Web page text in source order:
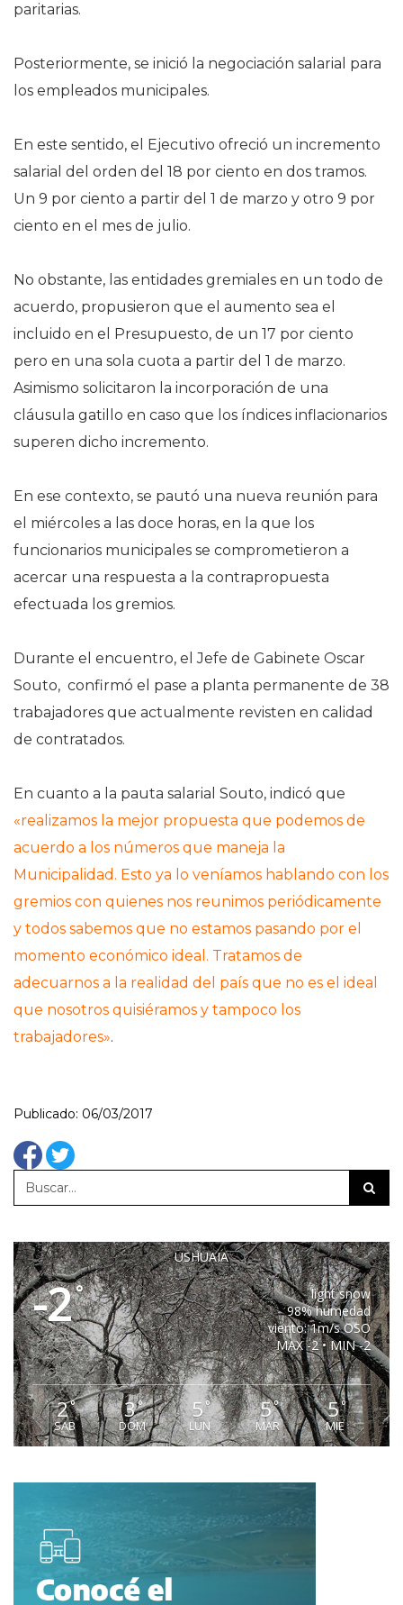
paritarias.
Posteriormente, se inició la negociación salarial para
los empleados municipales.
En este sentido, el Ejecutivo ofreció un incremento
salarial del orden del 18 por ciento en dos tramos.
Un 9 por ciento a partir del 1 de marzo y otro 9 por
ciento en el mes de julio.
No obstante, las entidades gremiales en un todo de
acuerdo, propusieron que el aumento sea el
incluido en el Presupuesto, de un 17 por ciento
pero en una sola cuota a partir del 1 de marzo.
Asimismo solicitaron la incorporación de una
cláusula gatillo en caso que los índices inflacionarios
superen dicho incremento.
En ese contexto, se pautó una nueva reunión para
el miércoles a las doce horas, en la que los
funcionarios municipales se comprometieron a
acercar una respuesta a la contrapropuesta
efectuada los gremios.
Durante el encuentro, el Jefe de Gabinete Oscar
Souto, confirmó el pase a planta permanente de 38
trabajadores que actualmente revisten en calidad
de contratados.
En cuanto a la pauta salarial Souto, indicó que
«realizamos la mejor propuesta que podemos de
acuerdo a los números que maneja la
Municipalidad. Esto ya lo veníamos hablando con los
gremios con quienes nos reunimos periódicamente
y todos sabemos que no estamos pasando por el
momento económico ideal. Tratamos de
adecuarnos a la realidad del país que no es el ideal
que nosotros quisiéramos y tampoco los
trabajadores».
Publicado: 06/03/2017
USHUAIA
-2°
light snow
98% humedad
viento: 1m/s OSO
MAX -2 • MIN -2
2°
SAB
3°
DOM
5°
LUN
5°
MAR
5°
MIE